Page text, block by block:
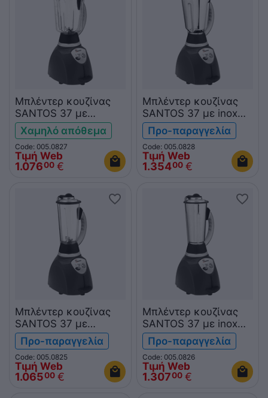
Μπλέντερ κουζίνας
SANTOS 37 με
polycarbonate κανάτα
4L
Χαμηλό απόθεμα
Code: 005.0827
Τιμή Web
1.07600 €
Μπλέντερ κουζίνας
SANTOS 37 με inox
κανάτα 4L
Προ-παραγγελία
Code: 005.0828
Τιμή Web
1.35400 €
Μπλέντερ κουζίνας
SANTOS 37 με
polycarbonate κανάτα
2L
Προ-παραγγελία
Code: 005.0825
Τιμή Web
1.06500 €
Μπλέντερ κουζίνας
SANTOS 37 με inox
κανάτα 2L
Προ-παραγγελία
Code: 005.0826
Τιμή Web
1.30700 €